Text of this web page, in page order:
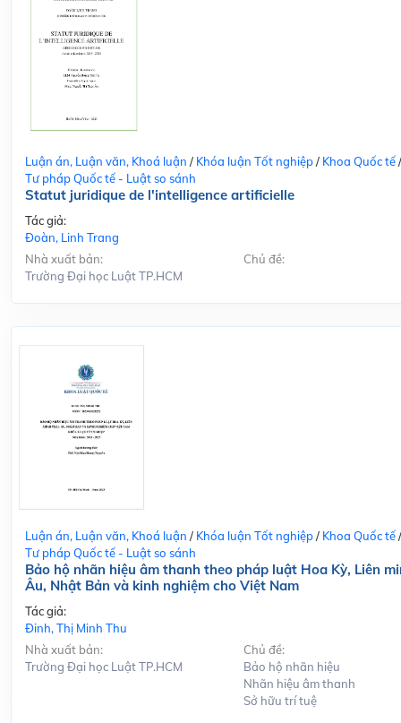
Luận án, Luận văn, Khoá luận / Khóa luận Tốt nghiệp/ Khoa Quốc tế/
Tư pháp Quốc tế - Luật so sánh
Statut juridique de l'intelligence artificielle
Tác giả:
Đoàn, Linh Trang
Nhà xuất bản:
Trường Đại học Luật TP.HCM
Chủ đề:
Luận án, Luận văn, Khoá luận / Khóa luận Tốt nghiệp/ Khoa Quốc tế/
Tư pháp Quốc tế - Luật so sánh
Bảo hộ nhãn hiệu âm thanh theo pháp luật Hoa Kỳ, Liên
Âu, Nhật Bản và kinh nghiệm cho Việt Nam
Tác giả:
Đinh, Thị Minh Thu
Nhà xuất bản:
Trường Đại học Luật TP.HCM
Chủ đề:
Bảo hộ nhãn hiệu
Nhãn hiệu âm thanh
Sở hữu trí tuệ